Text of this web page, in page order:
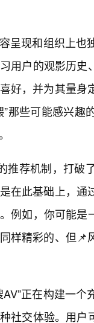
呈现和组织上
用户的观影历史
好，并为其量
”那些可能感兴
推荐机制，打
在此基础上，
例如，你可能是
样精彩的、但
AV”正在构建一
社交体验。用户